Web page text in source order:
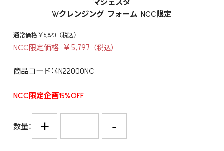
マジェスタ
Wクレンジング フォーム NCC限定
￥6,820
NCC限定価格 ￥5,797
商品コード：4N22000NC
NCC限定企画15%OFF
数量： + -